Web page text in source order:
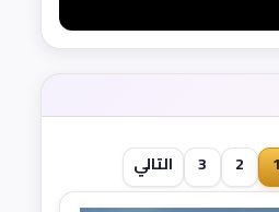
2
3 التالي